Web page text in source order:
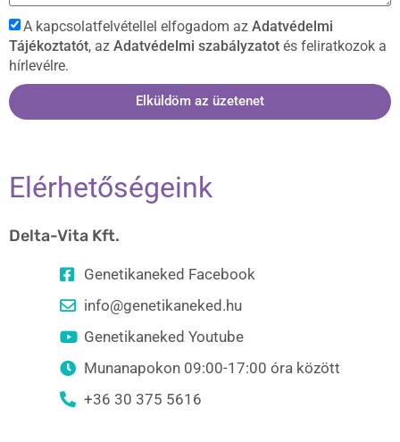
A kapcsolatfelvétellel elfogadom az Adatvédelmi
Tájékoztatót, az Adatvédelmi szabályzatot és feliratkozok a
hírlevélre.
Elküldöm az üzetenet
Elérhetőségeink
Delta-Vita Kft.
Genetikaneked Facebook
info@genetikaneked.hu
Genetikaneked Youtube
Munanapokon 09:00-17:00 óra között
+36 30 375 5616